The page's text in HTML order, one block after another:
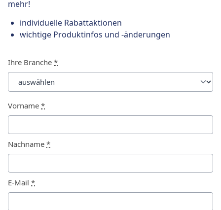
mehr!
individuelle Rabattaktionen
wichtige Produktinfos und -änderungen
Ihre Branche *
Vorname *
Nachname *
E-Mail *